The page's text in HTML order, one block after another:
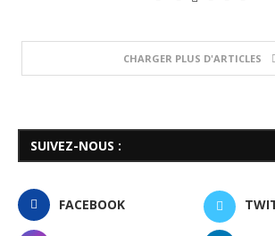
CHARGER PLUS D'ARTICLES
SUIVEZ-NOUS :
FACEBOOK